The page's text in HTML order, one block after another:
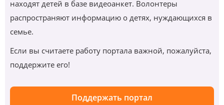
находят детей в базе видеоанкет. Волонтеры
распространяют информацию о детях, нуждающихся в
семье.
Если вы считаете работу портала важной, пожалуйста,
поддержите его!
Поддержать портал